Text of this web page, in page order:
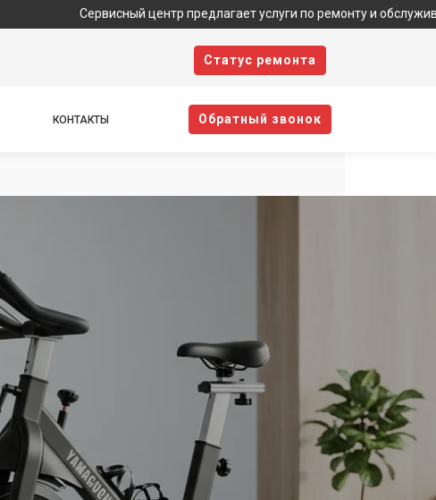
Сервисный центр предлагает услуги по ремонту и обслуживанию
Cтатус ремонта
КОНТАКТЫ Oбратный звонок